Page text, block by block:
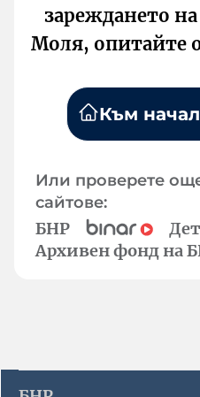
зареждането
Моля, опитайте
Към
Или проверете
сайтове:
БНР
Архивен фонд на